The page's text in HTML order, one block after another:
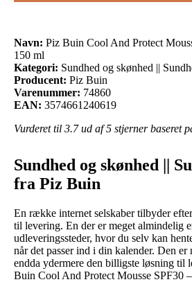
Navn: Piz Buin Cool And Protect
150 ml
Kategori: Sundhed og skønhed ||
Producent: Piz Buin
Varenummer: 74860
EAN: 3574661240619
Vurderet til 3.7ud af 5 stjerner baseret
Sundhed og skønhed ||
fra Piz Buin
En række internet selskaber tilbyder
til levering. En der er meget almindelig
udleveringssteder, hvor du selv kan
når det passer ind i din kalender. Den
endda ydermere den billigste løsning til
Buin Cool And Protect Mousse SPF30